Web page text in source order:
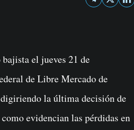
de Libre Mercado de
la última decisión de
evidencian las pérdidas en